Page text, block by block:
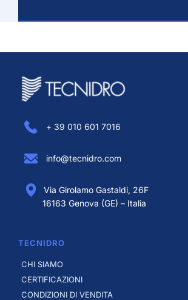
+ 39 010 601 7016
info@tecnidro.com
Via Girolamo Gastaldi, 26F
16163 Genova (GE) – Italia
TECNIDRO
CHI SIAMO
CERTIFICAZIONI
CONDIZIONI DI VENDITA